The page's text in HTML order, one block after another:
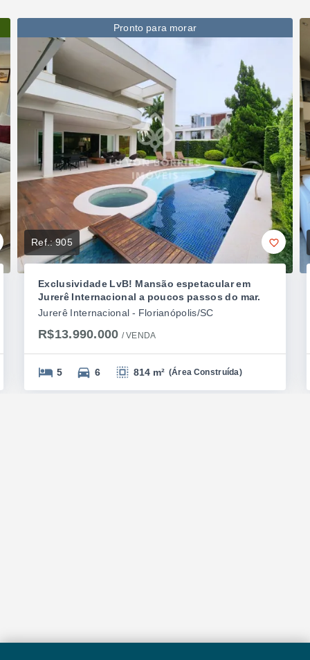
Pronto para morar
Ref.:905
Exclusividade LvB! Mansão espetacular em
Jurerê Internacional a poucos passos do mar.
Jurerê Internacional - Florianópolis/SC
R$13.990.000 / VENDA
5 6 814 m² (Área Construída)